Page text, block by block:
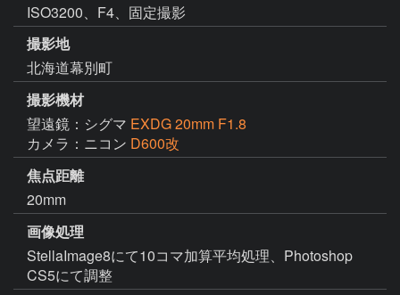
ISO3200、F4、固定撮影
撮影地
北海道幕別町
撮影機材
望遠鏡：シグマ EXDG 20mm F1.8
カメラ：ニコン D600改
焦点距離
20mm
画像処理
StellaImage8にて10コマ加算平均処理、Photoshop
CS5にて調整